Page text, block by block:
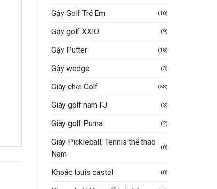
Gậy Golf Trẻ Em (10)
Gậy golf XXIO (9)
Gậy Putter (18)
Gậy wedge (3)
Giày chơi Golf (58)
Giày golf nam FJ (3)
Giày golf Puma (2)
Giày Pickleball, Tennis thể thao
Nam
(0)
Khoác louis castel (0)